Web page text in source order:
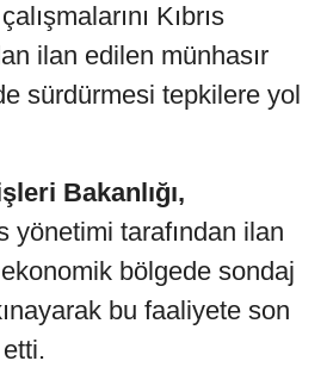
Kıbrıs
ilan edilen münhasır
sürdürmesi tepkilere yol
Bakanlığı,
yönetimi tarafından ilan
bölgede sondaj
bu faaliyete son